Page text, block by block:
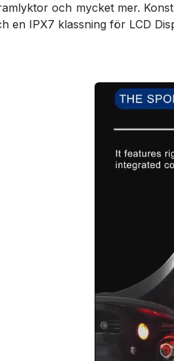
och mycket mer.
en IPX7 klassning för LCD